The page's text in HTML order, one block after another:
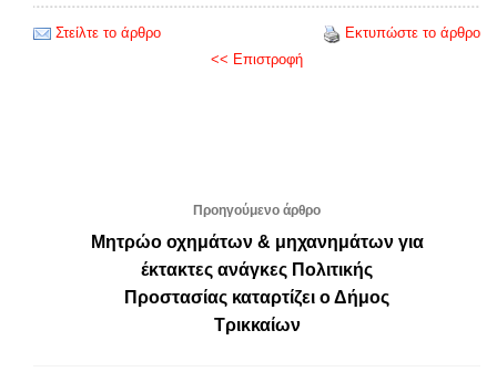
Στείλτε το άρθρο
Εκτυπώστε το άρθρο
<< Επιστροφή
Προηγούμενο άρθρο
Μητρώο οχημάτων & μηχανημάτων για
έκτακτες ανάγκες Πολιτικής
Προστασίας καταρτίζει ο Δήμος
Τρικκαίων